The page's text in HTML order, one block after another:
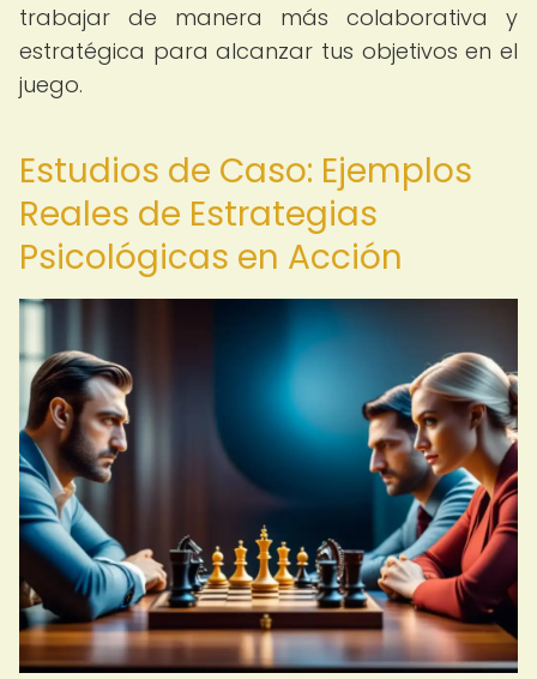
trabajar de manera más colaborativa y
estratégica para alcanzar tus objetivos en el
juego.
Estudios de Caso: Ejemplos
Reales de Estrategias
Psicológicas en Acción